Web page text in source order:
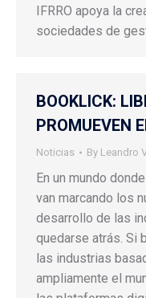
IFRRO apoya la
sociedades de
BOOKLICK:
PROMUEVEN
Noticias By Leandro
En un mundo
van marcando los
desarrollo de las
quedarse atrás. Si
las industrias
ampliamente el